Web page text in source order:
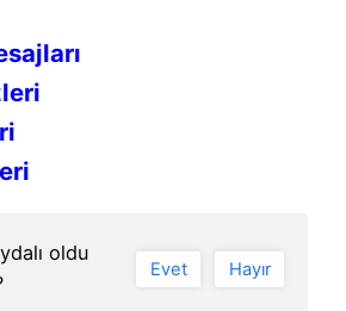
oldu
Evet Hayır